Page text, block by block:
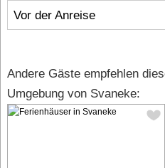
Vor der Anreise
Andere Gäste empfehlen
Umgebung von Svaneke: